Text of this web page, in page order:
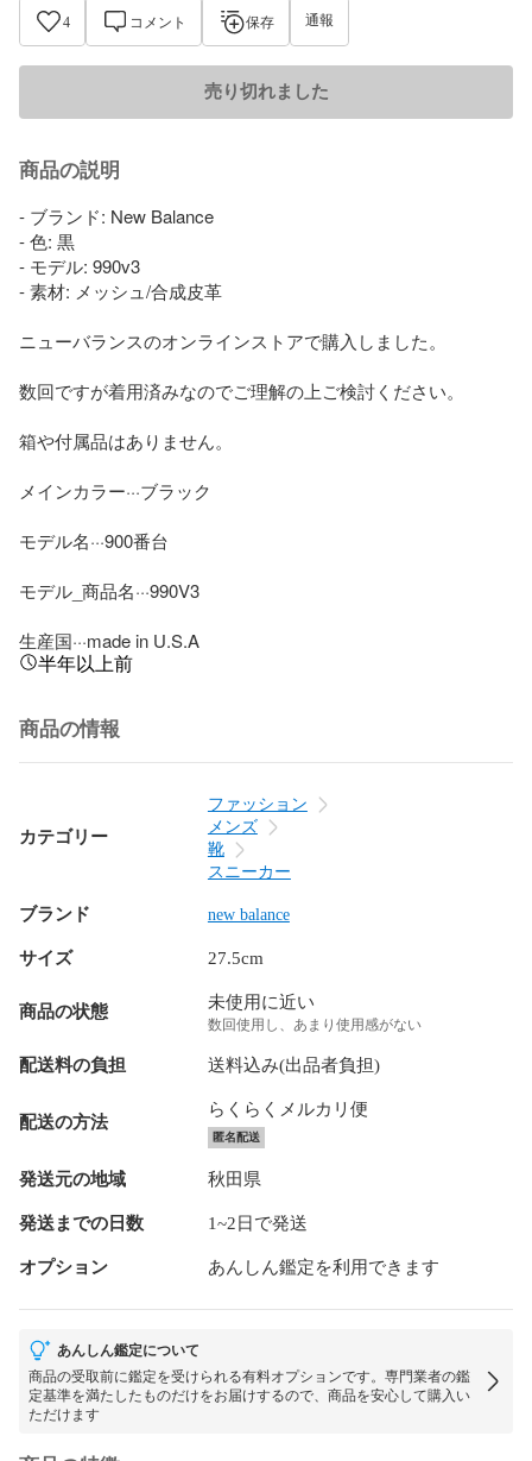
4 コメント 保存 通報
売り切れました
商品の説明
- ブランド: New Balance
- 色: 黒
- モデル: 990v3
- 素材: メッシュ/合成皮革
ニューバランスのオンラインストアで購入しました。
数回ですが着用済みなのでご理解の上ご検討ください。
箱や付属品はありません。
メインカラー···ブラック
モデル名···900番台
モデル_商品名···990V3
生産国···made in U.S.A
半年以上前
商品の情報
カテゴリー
ファッション
メンズ
靴
スニーカー
ブランド new balance
サイズ 27.5cm
商品の状態 未使用に近い
数回使用し、あまり使用感がない
配送料の負担 送料込み(出品者負担)
配送の方法
らくらくメルカリ便
匿名配送
発送元の地域 秋田県
発送までの日数 1~2日で発送
オプション あんしん鑑定を利用できます
あんしん鑑定について
商品の受取前に鑑定を受けられる有料オプションです。専門業者の鑑
定基準を満たしたものだけをお届けするので、商品を安心して購入い
ただけます